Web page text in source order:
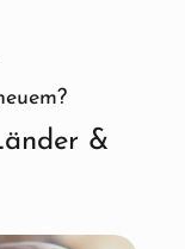
&